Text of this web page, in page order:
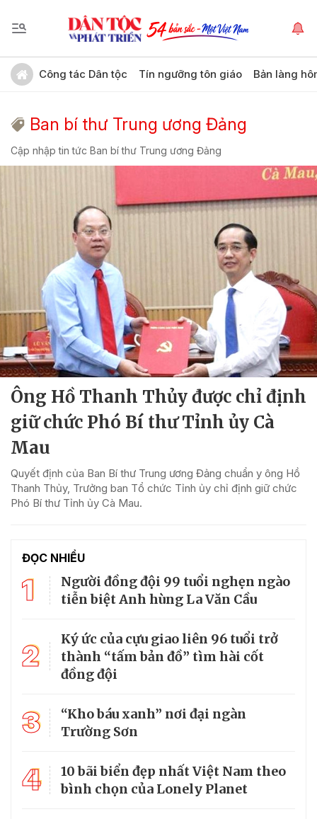
Công tác Dân tộc Tín ngưỡng tôn giáo Bản làng
Ban bí thư Trung ương Đảng
Cập nhập tin tức Ban bí thư Trung ương Đảng
Ông Hồ Thanh Thủy được chỉ định
giữ chức Phó Bí thư Tỉnh ủy Cà
Mau
Quyết định của Ban Bí thư Trung ương Đảng chuẩn y ông Hồ
Thanh Thủy, Trưởng ban Tổ chức Tỉnh ủy chỉ định giữ chức
Phó Bí thư Tỉnh ủy Cà Mau.
ĐỌC NHIỀU
1
Người đồng đội 99 tuổi nghẹn ngào
tiễn biệt Anh hùng La Văn Cầu
2
Ký ức của cựu giao liên 96 tuổi trở
thành “tấm bản đồ” tìm hài cốt
đồng đội
3
“Kho báu xanh” nơi đại ngàn
Trường Sơn
4
10 bãi biển đẹp nhất Việt Nam theo
bình chọn của Lonely Planet